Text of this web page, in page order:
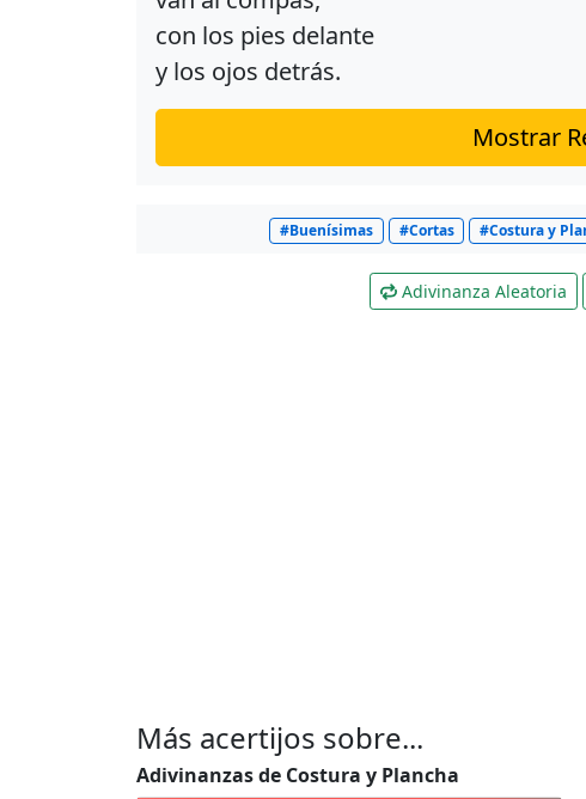
con los pies delante
y los ojos detrás.
Mostrar
#Buenísimas #Cortas #Costura y
Adivinanza Aleatoria
Más acertijos sobre...
Adivinanzas de Costura y Plancha